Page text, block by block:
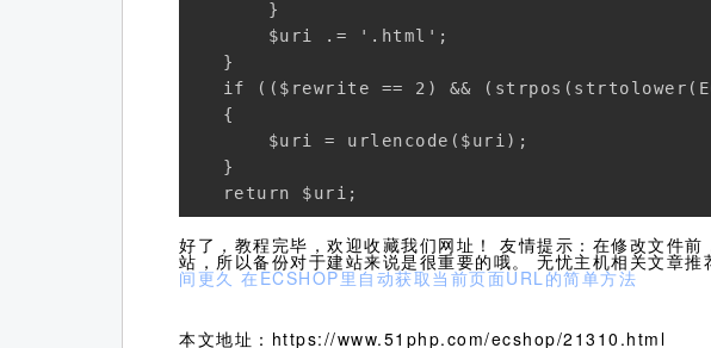
}
$uri .= '.html';
}
if (($rewrite == 2) &&
{
$uri = urlencode($uri);
}
return $uri;
好了，教程完毕，欢迎收藏我们网址！ 友情提示：在修改文件
站，所以备份对于建站来说是很重要的哦。 无忧主机相关文章
间更久 在ECSHOP里自动获取当前页面URL的简单方法
本文地址：https://www.51php.com/ecshop/21310.html